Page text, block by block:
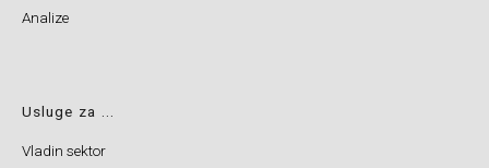
Analize
Usluge za ...
Vladin sektor